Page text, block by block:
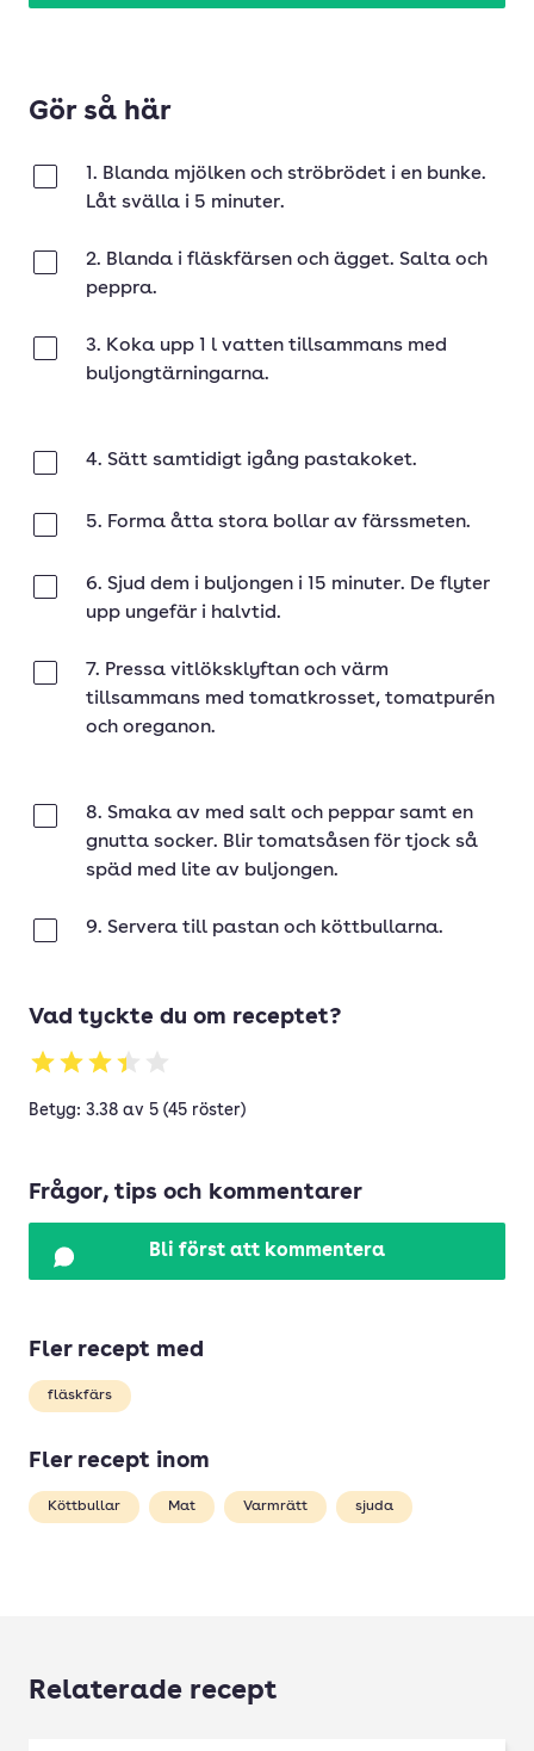
Gör så här
1. Blanda mjölken och ströbrödet i en bunke.
Låt svälla i 5 minuter.
2. Blanda i fläskfärsen och ägget. Salta och
peppra.
3. Koka upp 1 l vatten tillsammans med
buljongtärningarna.
4. Sätt samtidigt igång pastakoket.
5. Forma åtta stora bollar av färssmeten.
6. Sjud dem i buljongen i 15 minuter. De flyter
upp ungefär i halvtid.
7. Pressa vitlöksklyftan och värm
tillsammans med tomatkrosset, tomatpurén
och oreganon.
8. Smaka av med salt och peppar samt en
gnutta socker. Blir tomatsåsen för tjock så
späd med lite av buljongen.
9. Servera till pastan och köttbullarna.
Vad tyckte du om receptet?
Betyg: 3.38 av 5 (45 röster)
Frågor, tips och kommentarer
Bli först att kommentera
Fler recept med
fläskfärs
Fler recept inom
Köttbullar Mat Varmrätt sjuda
Relaterade recept